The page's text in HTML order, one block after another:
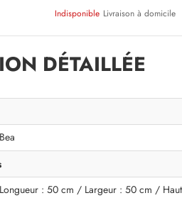
Indisponible Livraison à domicile
DÉTAILLÉE
Bea
Longueur : 50 cm / Largeur : 50 cm /